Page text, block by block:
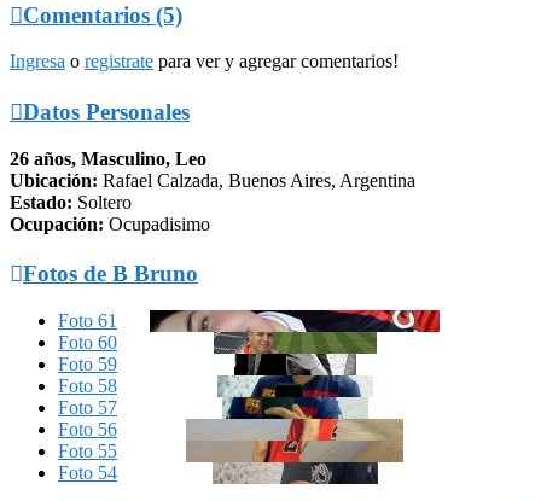
Comentarios (5)
Ingresa o registrate para ver y agregar comentarios!
Datos Personales
26 años, Masculino, Leo
Ubicación: Rafael Calzada, Buenos Aires, Argentina
Estado: Soltero
Ocupación: Ocupadisimo
Fotos de B Bruno
Foto 61
Foto 60
Foto 59
Foto 58
Foto 57
Foto 56
Foto 55
Foto 54